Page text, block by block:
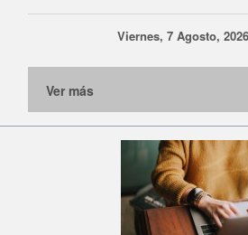
Viernes, 7 Agosto,
Ver más